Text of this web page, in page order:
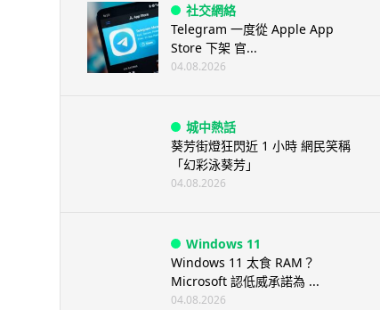
社交網絡
Telegram 一度從 Apple App
Store 下架 官...
04.08.2026
城中熱話
葵芳街燈狂閃近 1 小時 網民笑稱
「幻彩泳葵芳」
04.08.2026
Windows 11
Windows 11 太食 RAM？
Microsoft 認低威承諾為 ...
04.08.2026